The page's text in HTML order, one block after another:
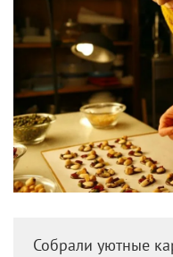
Собрали уютные